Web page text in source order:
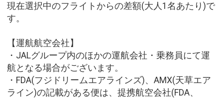
現在選択中のフライトからの差額(大人1名あたり)で
す。
【運航航空会社】
・JALグループ内のほかの運航会社・乗務員にて運
航となる場合がございます。
・FDA(フジドリームエアラインズ)、AMX(天草エア
ライン)の記載がある便は、提携航空会社(FDA、